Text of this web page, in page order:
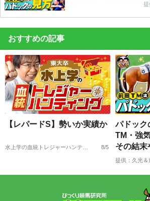
提
おすすめの記事
【レパードS】勢いか実績か
8/5
パドッ
TM・強
その結末
提供：久光